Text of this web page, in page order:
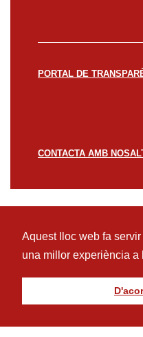
Aquest lloc web fa
una millor experiència a
PORTAL DE
CONTACTA AMB